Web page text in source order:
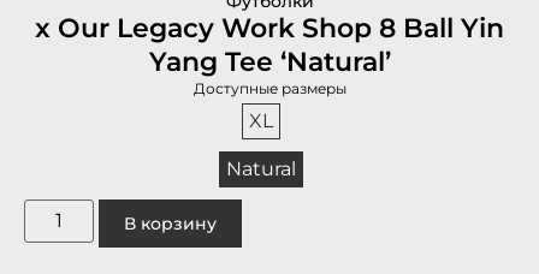
x Our Legacy Work Shop 8 Ball Yin
Yang Tee ‘Natural’
Доступные размеры
XL
Natural
В корзину